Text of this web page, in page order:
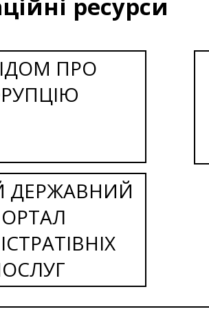
ресурси
ПРО
ДЕРЖАВНИЙ